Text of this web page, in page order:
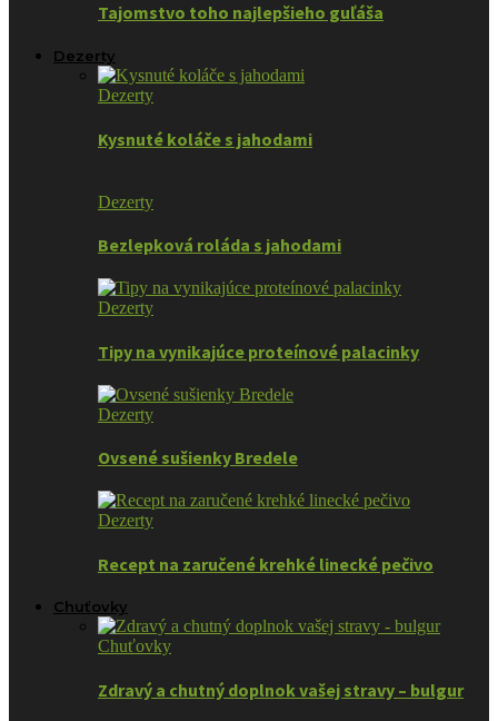
Tajomstvo toho najlepšieho guľáša
Dezerty
Dezerty
Kysnuté koláče s jahodami
Dezerty
Bezlepková roláda s jahodami
Dezerty
Tipy na vynikajúce proteínové palacinky
Dezerty
Ovsené sušienky Bredele
Dezerty
Recept na zaručené krehké linecké pečivo
Chuťovky
Chuťovky
Zdravý a chutný doplnok vašej stravy – bulgur